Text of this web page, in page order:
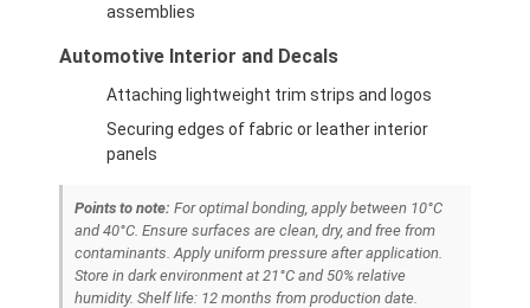
Fita de pano de vidro da folha de alumínio
Papel Kraft Folhado
Pano da fibra de vidro da folha de alumínio
Fita adesiva de pano
Fita adesiva tomada partido dobro
assemblies
Automotive Interior and Decals
Attaching lightweight trim strips and logos
Securing edges of fabric or leather interior
panels
Points to note: For optimal bonding, apply between 10°C
and 40°C. Ensure surfaces are clean, dry, and free from
contaminants. Apply uniform pressure after application.
Store in dark environment at 21°C and 50% relative
humidity. Shelf life: 12 months from production date.